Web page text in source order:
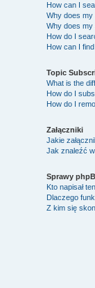
How can I
Why does
Why does my
How do I
How can I
Topic
What is the
How do I
How do I
Załączniki
Jakie
Jak znaleźć
Sprawy
Kto napisał
Dlaczego
Z kim się